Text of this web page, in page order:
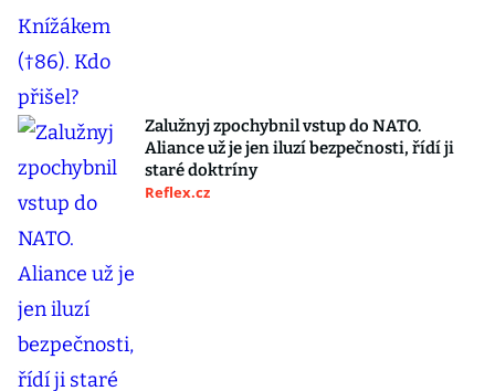
Zalužnyj zpochybnil vstup do NATO.
Aliance už je jen iluzí bezpečnosti, řídí ji
staré doktríny
Reflex.cz